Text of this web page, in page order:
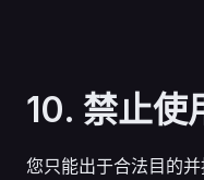
10. 禁止使
您只能出于合法目的